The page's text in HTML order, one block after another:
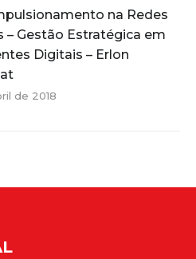
na Redes
– Gestão Estratégica em
Digitais – Erlon
de 2018